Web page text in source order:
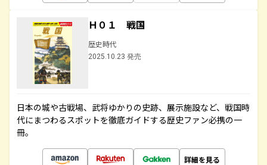
Ｈ０１ 戦国
歴史時代
2025.10.23 発売
日本の城や古戦場、武将ゆかりの史跡、展示施設など、戦国時
代にまつわるスポットを徹底ガイドする歴史ファン必携の一
冊。
詳細を見る